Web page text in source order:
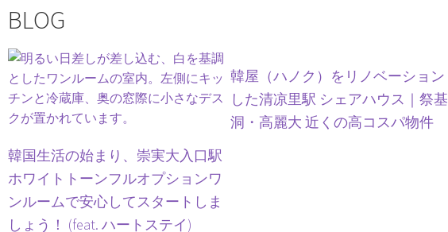
BLOG
韓国生活の始まり、崇実大入口駅
ホワイトトーンフルオプションワ
ンルームで安心してスタートしま
しょう！ (feat. ハートステイ)
韓屋（ハノク）をリノベーション
した清凉里駅 シェアハウス｜祭基
洞・高麗大 近くの高コスパ物件